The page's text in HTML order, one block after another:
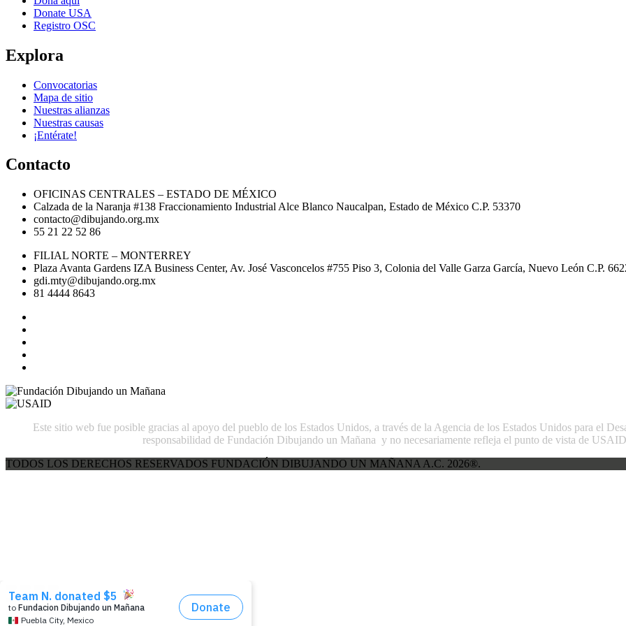
Donate USA
Registro OSC
Explora
Convocatorias
Mapa de sitio
Nuestras alianzas
Nuestras causas
¡Entérate!
Contacto
OFICINAS CENTRALES – ESTADO DE MÉXICO
Calzada de la Naranja #138 Fraccionamiento Industrial Alce Blanco Naucalpan, Estado de México C.P. 53370
contacto@dibujando.org.mx
55 21 22 52 86
FILIAL NORTE – MONTERREY
Plaza Avanta Gardens IZA Business Center, Av. José Vasconcelos #755 Piso 3, Colonia del Valle Garza García, Nuevo León C.P.
gdi.mty@dibujando.org.mx
81 4444 8643
Este sitio web fue posible gracias al apoyo del pueblo de los Estados Unidos, a través de la Agencia de los Estados Unidos para el
responsabilidad de Fundación Dibujando un Mañana y no necesariamente refleja el punto de vista de
TODOS LOS DERECHOS RESERVADOS FUNDACIÓN DIBUJANDO UN MAÑANA A.C. 2026®.